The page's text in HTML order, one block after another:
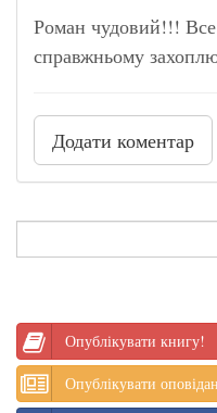
Роман чудовий!!! Все
справжньому
Додати коментар
Опублікувати книгу!
Опублікувати